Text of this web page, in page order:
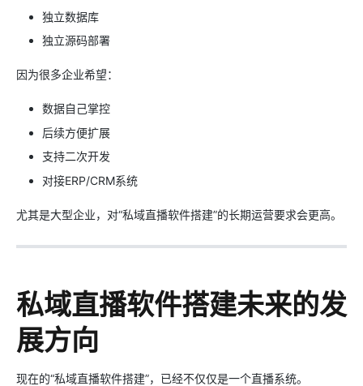
独立数据库
独立源码部署
因为很多企业希望：
数据自己掌控
后续方便扩展
支持二次开发
对接ERP/CRM系统
尤其是大型企业，对“私域直播软件搭建”的长期运营要求会更高。
私域直播软件搭建未来的发
展方向
现在的“私域直播软件搭建”，已经不仅仅是一个直播系统。